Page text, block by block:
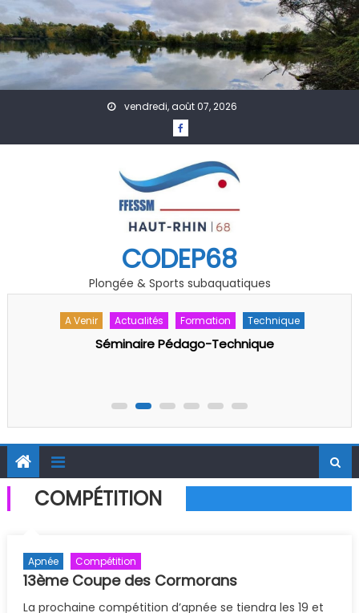
Skip to content
vendredi, août 07, 2026
CODEP68
Plongée & Sports subaquatiques
A Venir Actualités Formation Technique
Séminaire Pédago-Technique
COMPÉTITION
Apnée Compétition
13ème Coupe des Cormorans
La prochaine compétition d’apnée se tiendra les 19 et